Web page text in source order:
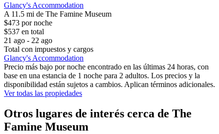
Glancy's Accommodation
A 11.5 mi de The Famine Museum
$473 por noche
$537 en total
21 ago - 22 ago
Total con impuestos y cargos
Glancy's Accommodation
Precio más bajo por noche encontrado en las últimas 24 horas, con
base en una estancia de 1 noche para 2 adultos. Los precios y la
disponibilidad están sujetos a cambios. Aplican términos adicionales.
Ver todas las propiedades
Otros lugares de interés cerca de The
Famine Museum